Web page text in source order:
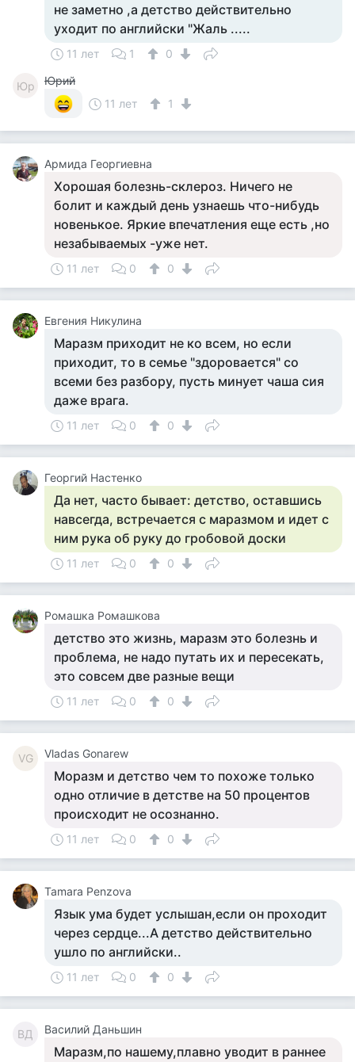
не заметно ,а детство действительно
уходит по английски "Жаль .....
11 лет 1 0
Юр
Юрий
11 лет
1
Армида Георгиевна
Хорошая болезнь-склероз. Ничего не
болит и каждый день узнаешь что-нибудь
новенькое. Яркие впечатления еще есть ,но
незабываемых -уже нет.
11 лет 0 0
Евгения Никулина
Маразм приходит не ко всем, но если
приходит, то в семье "здоровается" со
всеми без разбору, пусть минует чаша сия
даже врага.
11 лет 0 0
Георгий Настенко
Да нет, часто бывает: детство, оставшись
навсегда, встречается с маразмом и идет с
ним рука об руку до гробовой доски
11 лет 0 0
Ромашка Ромашкова
детство это жизнь, маразм это болезнь и
проблема, не надо путать их и пересекать,
это совсем две разные вещи
11 лет 0 0
VG Vladas Gonarew
Моразм и детство чем то похоже только
одно отличие в детстве на 50 процентов
происходит не осознанно.
11 лет 0 0
Tamara Penzova
Язык ума будет услышан,если он проходит
через сердце...А детство действительно
ушло по английски..
11 лет 0 0
ВД Василий Даньшин
Маразм,по нашему,плавно уводит в раннее